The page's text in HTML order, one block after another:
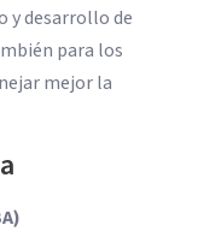
y desarrollo de
para los
mejor la